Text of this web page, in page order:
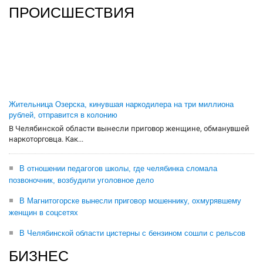
ПРОИСШЕСТВИЯ
Жительница Озерска, кинувшая наркодилера на три миллиона
рублей, отправится в колонию
В Челябинской области вынесли приговор женщине, обманувшей
наркоторговца. Как...
В отношении педагогов школы, где челябинка сломала
позвоночник, возбудили уголовное дело
В Магнитогорске вынесли приговор мошеннику, охмурявшему
женщин в соцсетях
В Челябинской области цистерны с бензином сошли с рельсов
БИЗНЕС